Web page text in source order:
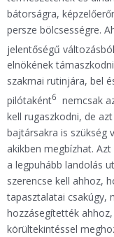
bátorságra,
persze bölcsességre.
jelentőségű
elnökének
szakmai rutinjára, bel
pilótaként6 nemcsak
kell rugaszkodni, de
bajtársakra is szükség
akikben megbízhat.
a legpuhább landolás
szerencse kell ahhoz,
tapasztalatai csakúgy,
hozzásegítették
körültekintéssel